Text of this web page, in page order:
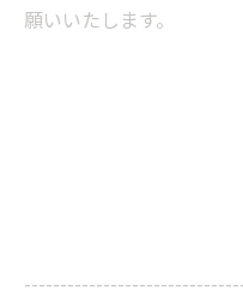
願いいたします。